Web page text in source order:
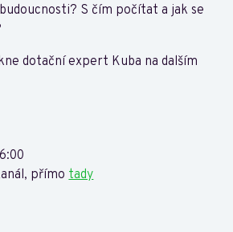
S čím počítat a jak se
dotační expert Kuba na dalším
přímo tady